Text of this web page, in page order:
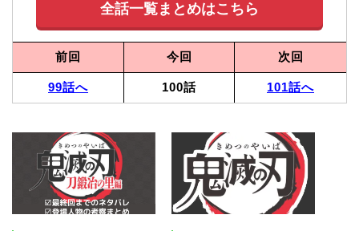
全話一覧まとめはこちら
前回 今回 次回
99話へ 100話 101話へ